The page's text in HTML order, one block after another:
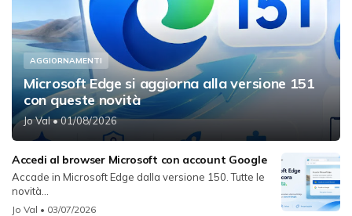
AGGIORNAMENTI
Microsoft Edge si aggiorna alla versione 151
con queste novità
Jo Val• 01/08/2026
Accedi al browser Microsoft con account Google
Accade in Microsoft Edge dalla versione 150. Tutte le
novità...
Jo Val • 03/07/2026